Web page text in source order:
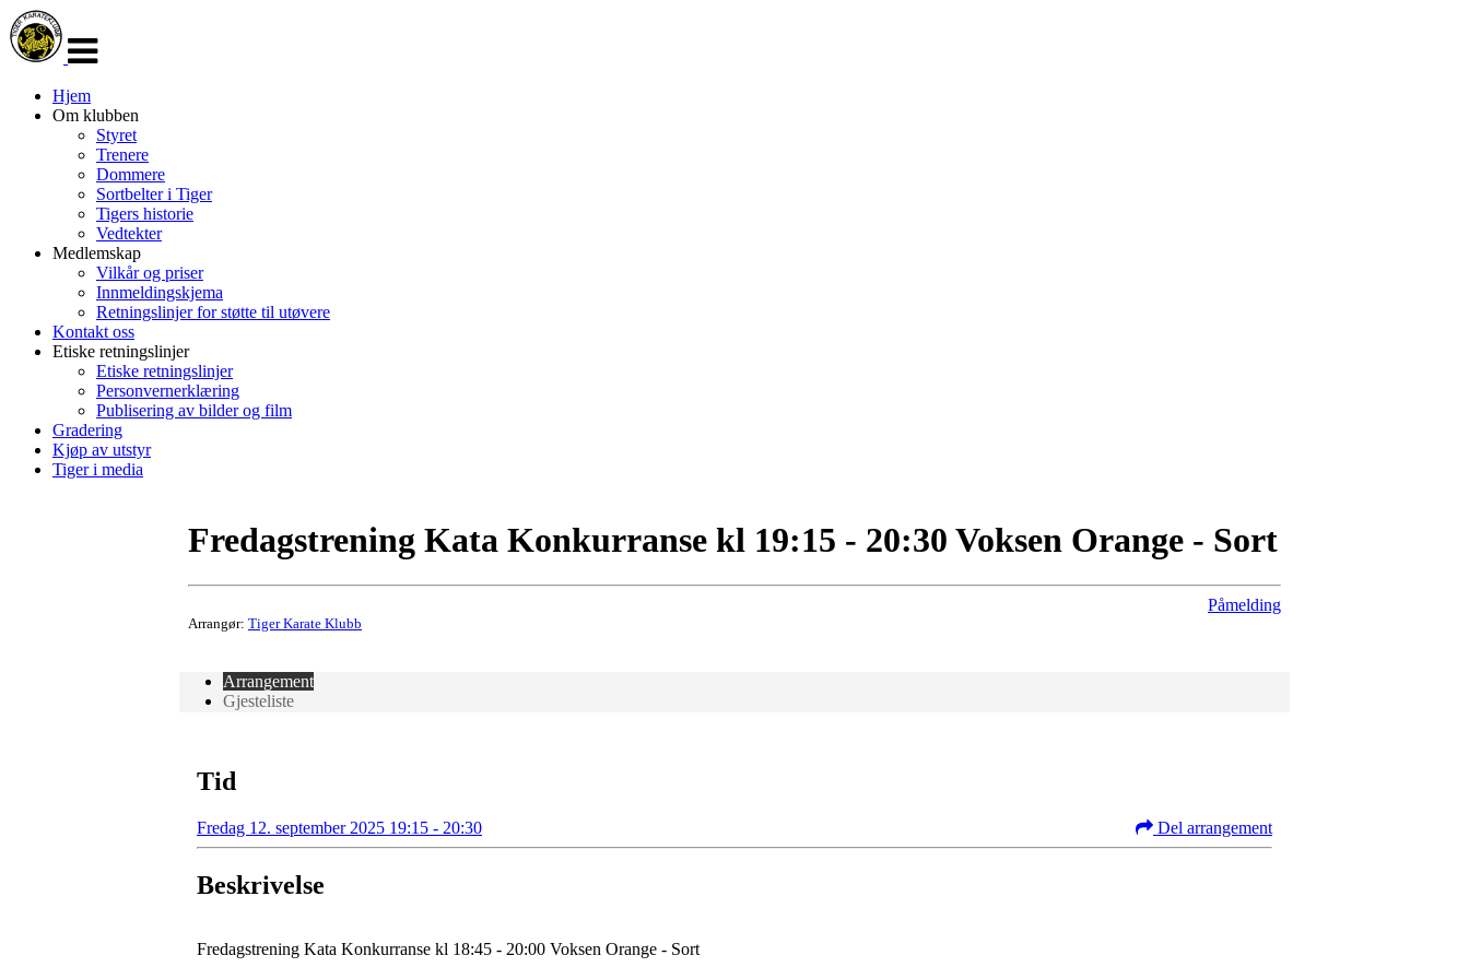
navigasjon
Hjem
Om klubben
Styret
Trenere
Dommere
Sortbelter i Tiger
Tigers historie
Vedtekter
Medlemskap
Vilkår og priser
Innmeldingskjema
Retningslinjer for støtte til utøvere
Kontakt oss
Etiske retningslinjer
Etiske retningslinjer
Personvernerklæring
Publisering av bilder og film
Gradering
Kjøp av utstyr
Tiger i media
Fredagstrening Kata Konkurranse kl 19:15 - 20:30 Voksen Orange - Sort
Arrangør: Tiger Karate Klubb
Påmelding
Arrangement
Gjesteliste
Tid
Fredag 12. september 2025 19:15 - 20:30 Del arrangement
Beskrivelse
Fredagstrening Kata Konkurranse kl 18:45 - 20:00 Voksen Orange - Sort